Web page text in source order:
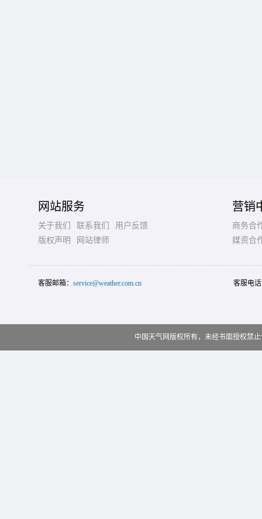
网站服务
关于我们 联系我们
用户反馈
版权声明
网站律师
营销
商务合
媒资合
客服邮箱： service@weather.com.cn 客服电
中国天气网版权所有，未经书面授权